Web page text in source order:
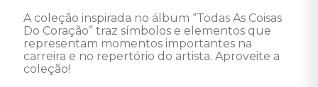
A coleção inspirada no álbum “Todas As Coisas
Do Coração” traz símbolos e elementos que
representam momentos importantes na
carreira e no repertório do artista. Aproveite a
coleção!